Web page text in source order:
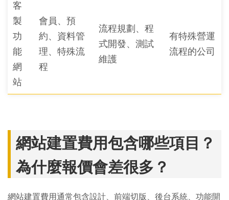
客
製
功
能
網
站
會員、預
約、資料管
理、特殊流
程
流程規劃、程
式開發、測試
維護
有特殊營運
流程的公司
網站建置費用包含哪些項目？
為什麼報價會差很多？
網站建置費用通常包含設計、前端切版、後台系統、功能開